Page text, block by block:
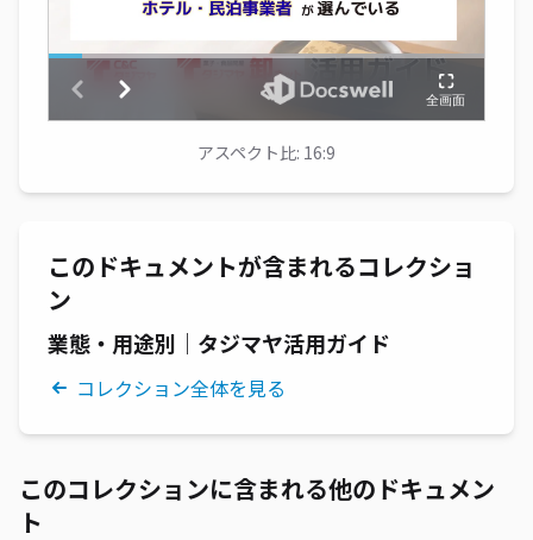
アスペクト比: 16:9
このドキュメントが含まれるコレクショ
ン
業態・用途別｜タジマヤ活用ガイド
コレクション全体を見る
このコレクションに含まれる他のドキュメン
ト